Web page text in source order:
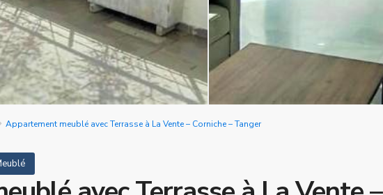
Appartement meublé avec Terrasse à La Vente – Corniche – Tanger